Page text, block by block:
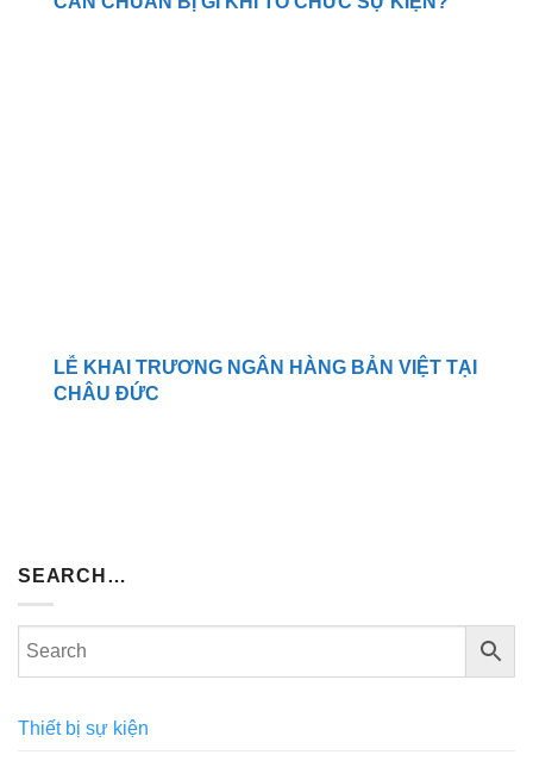
LỄ KHAI TRƯƠNG NGÂN HÀNG BẢN VIỆT TẠI
CHÂU ĐỨC
SEARCH…
Thiết bị sự kiện